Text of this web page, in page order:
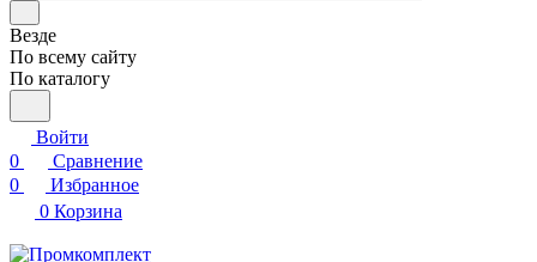
Везде
По всему сайту
По каталогу
Войти
0
Сравнение
0
Избранное
0 Корзина